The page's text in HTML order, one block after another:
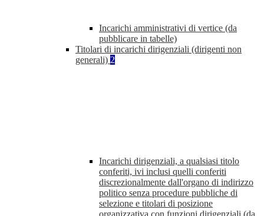
Incarichi amministrativi di vertice (da
pubblicare in tabelle)
Titolari di incarichi dirigenziali (dirigenti non
generali) 2
Incarichi dirigenziali, a qualsiasi titolo
conferiti, ivi inclusi quelli conferiti
discrezionalmente dall'organo di indirizzo
politico senza procedure pubbliche di
selezione e titolari di posizione